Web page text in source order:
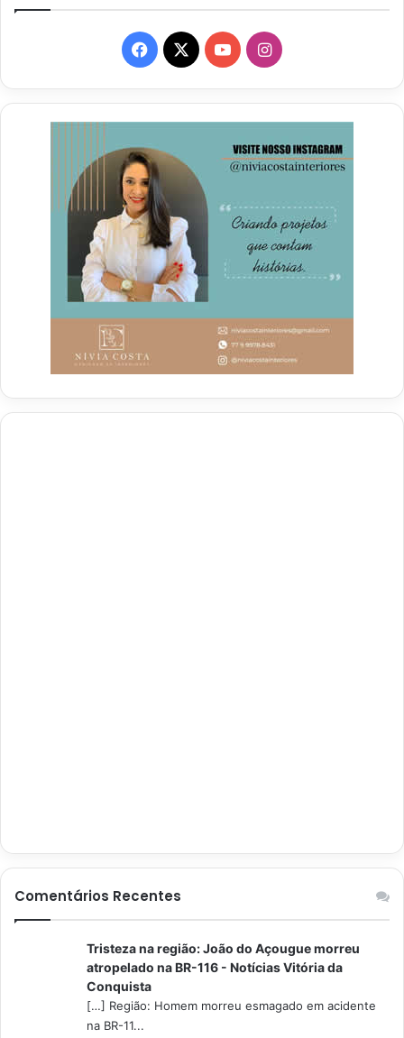
Facebook
X YouTubeInstagram
Comentários Recentes
Tristeza na região: João do Açougue morreu
atropelado na BR-116 - Notícias Vitória da
Conquista
[…] Região: Homem morreu esmagado em acidente
na BR-11...